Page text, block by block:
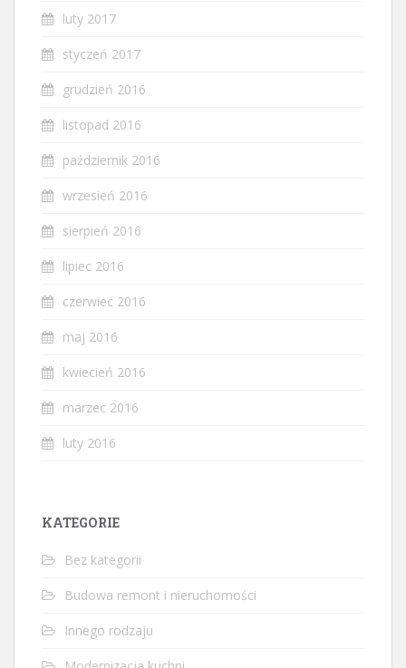
luty 2017
styczeń 2017
grudzień 2016
listopad 2016
październik 2016
wrzesień 2016
sierpień 2016
lipiec 2016
czerwiec 2016
maj 2016
kwiecień 2016
marzec 2016
luty 2016
KATEGORIE
Bez kategorii
Budowa remont i nieruchomości
Innego rodzaju